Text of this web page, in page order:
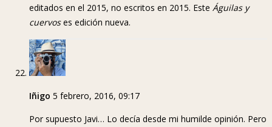
editados en el 2015, no escritos en 2015. Este Águilas y
cuervoses edición nueva.
Iñigo 5 febrero, 2016, 09:17
Por supuesto Javi… Lo decía desde mi humilde opinión. Pero